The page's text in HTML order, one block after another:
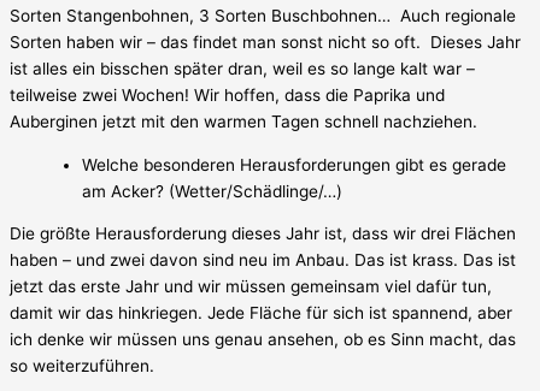
Sorten Stangenbohnen, 3 Sorten Buschbohnen… Auch regionale
Sorten haben wir – das findet man sonst nicht so oft. Dieses Jahr
ist alles ein bisschen später dran, weil es so lange kalt war –
teilweise zwei Wochen! Wir hoffen, dass die Paprika und
Auberginen jetzt mit den warmen Tagen schnell nachziehen.
Welche besonderen Herausforderungen gibt es gerade
am Acker? (Wetter/Schädlinge/…)
Die größte Herausforderung dieses Jahr ist, dass wir drei Flächen
haben – und zwei davon sind neu im Anbau. Das ist krass. Das ist
jetzt das erste Jahr und wir müssen gemeinsam viel dafür tun,
damit wir das hinkriegen. Jede Fläche für sich ist spannend, aber
ich denke wir müssen uns genau ansehen, ob es Sinn macht, das
so weiterzuführen.